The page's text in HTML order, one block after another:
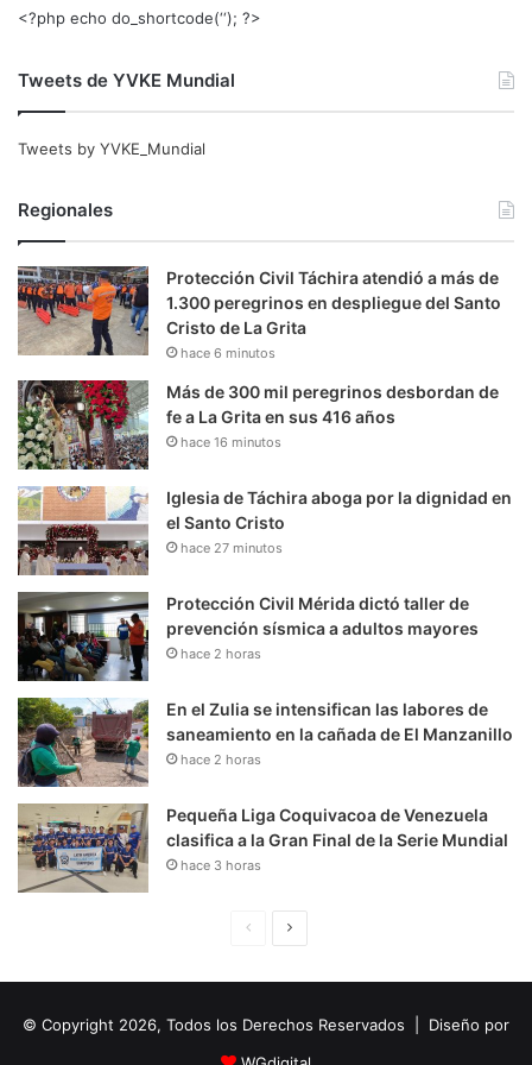
<?php echo do_shortcode(‘‘); ?>
Tweets de YVKE Mundial
Tweets by YVKE_Mundial
Regionales
Protección Civil Táchira atendió a más de
1.300 peregrinos en despliegue del Santo
Cristo de La Grita
hace 6 minutos
Más de 300 mil peregrinos desbordan de
fe a La Grita en sus 416 años
hace 16 minutos
Iglesia de Táchira aboga por la dignidad en
el Santo Cristo
hace 27 minutos
Protección Civil Mérida dictó taller de
prevención sísmica a adultos mayores
hace 2 horas
En el Zulia se intensifican las labores de
saneamiento en la cañada de El Manzanillo
hace 2 horas
Pequeña Liga Coquivacoa de Venezuela
clasifica a la Gran Final de la Serie Mundial
hace 3 horas
i
n
u
i
© Copyright 2026, Todos los Derechos Reservados | Diseño por